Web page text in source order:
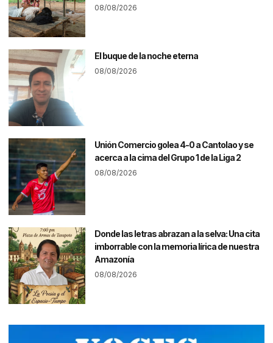
08/08/2026
El buque de la noche eterna
08/08/2026
Unión Comercio golea 4-0 a Cantolao y se
acerca a la cima del Grupo 1 de la Liga 2
08/08/2026
Donde las letras abrazan a la selva: Una cita
imborrable con la memoria lírica de nuestra
Amazonía
08/08/2026